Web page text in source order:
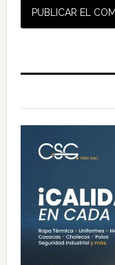
Barra
principal